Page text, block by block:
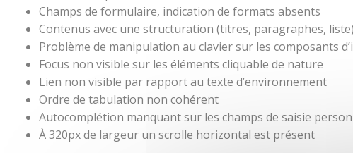
Champs de formulaire, indication de formats absents
Contenus avec une structuration (titres, paragraphes,
Problème de manipulation au clavier sur les composants
Focus non visible sur les éléments cliquable de nature
Lien non visible par rapport au texte d’environnement
Ordre de tabulation non cohérent
Autocomplétion manquant sur les champs de saisie
À 320px de largeur un scrolle horizontal est présent